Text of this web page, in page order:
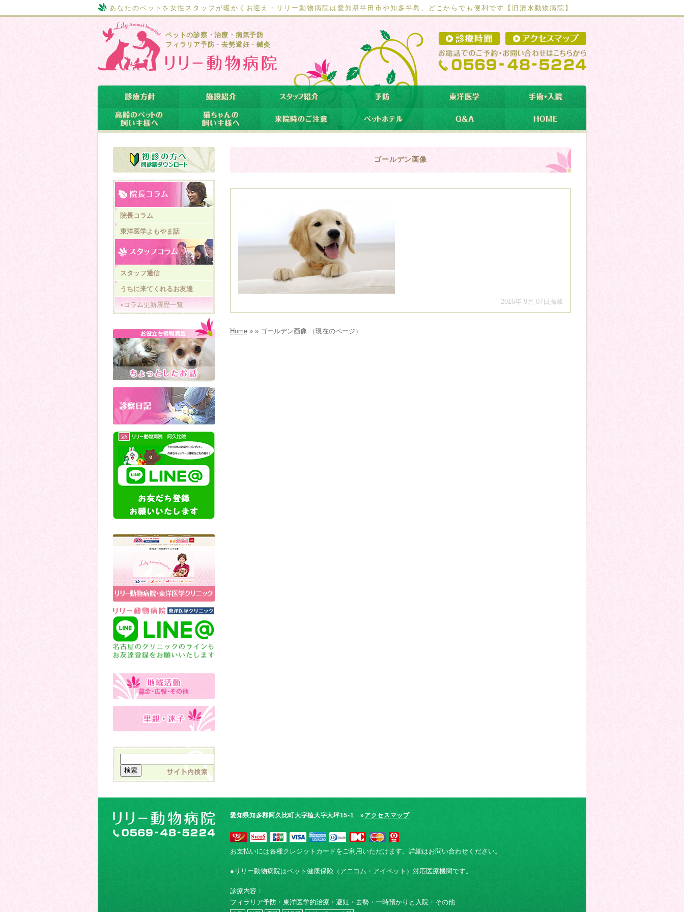
あなたのペットを女性スタッフが暖かくお迎え・リリー動物病院は愛知県半田市や知多半島、どこからでも便利です【 旧清水動物病院】
ペットの診察・治療・病気予防
フィラリア予防・去勢避妊・鍼灸
ゴールデン画像
2016年 9月 07日掲載
Home » » ゴールデン画像 （現在のページ）
院長コラム
東洋医学よもやま話
スタッフ通信
うちに来てくれるお友達
»コラム更新履歴一覧
愛知県知多郡阿久比町大字植大字大坪15-1 »アクセスマップ
お支払いには各種クレジットカードをご利用いただけます。詳細はお問い合わせください。
●リリー動物病院はペット健康保険（アニコム・アイペット）対応医療機関です。
診療内容：
フィラリア予防・東洋医学的治療・避妊・去勢・一時預かりと入院・その他